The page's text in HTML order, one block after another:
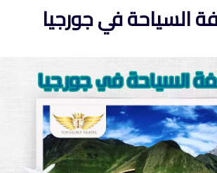
السياحة في جورجيا